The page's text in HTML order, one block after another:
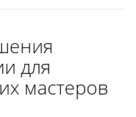
для
мастеров